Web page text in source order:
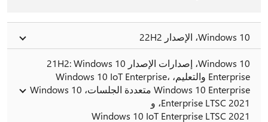
Windows 10، الإصدار 22H2
Windows 10، إصدارات الإصدار 21H2: Windows 10
Enterprise والتعليم، Windows 10 IoT Enterprise،
Windows 10 Enterprise متعددة الجلسات، Windows 10
Enterprise LTSC 2021، و
Windows 10 IoT Enterprise LTSC 2021